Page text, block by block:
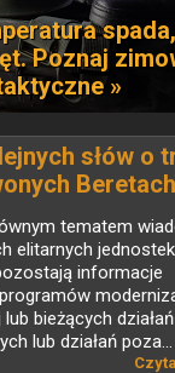
Poznaj
»
słów o
tematem
elitarnych
informacje
bieżących działań
lub działań poza...